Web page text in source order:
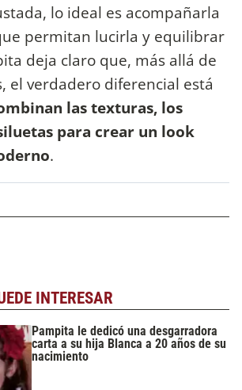
lo ideal es acompañarla
permitan lucirla y equilibrar
deja claro que, más allá de
el verdadero diferencial está
las texturas, los
para crear un look
.
INTERESAR
Pampita le dedicó una desgarradora
carta a su hija Blanca a 20 años de su
nacimiento